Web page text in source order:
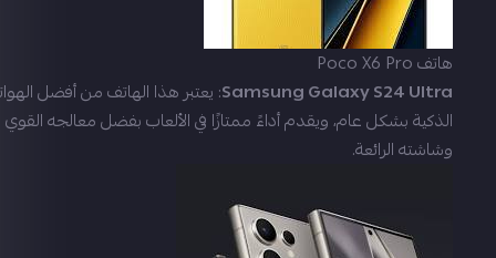
هاتف Poco X6 Pro
Samsung Galaxy S24 Ultra: يعتبر هذا الهاتف من أفضل
الذكية بشكل عام، ويقدم أداءً ممتازًا في الألعاب بفضل معالجه القوي
وشاشته الرائعة.